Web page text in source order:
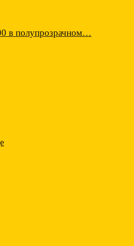
в полупрозрачном…